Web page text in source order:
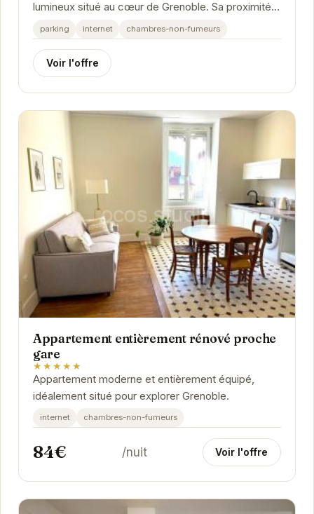
lumineux situé au cœur de Grenoble. Sa proximité
avec la gare en fait un choix idéal pour les...
parking internet chambres-non-fumeurs
Voir l'offre
Appartement entièrement rénové proche
gare
★★★★★
Appartement moderne et entièrement équipé,
idéalement situé pour explorer Grenoble.
internet chambres-non-fumeurs
84€ /nuit Voir l'offre